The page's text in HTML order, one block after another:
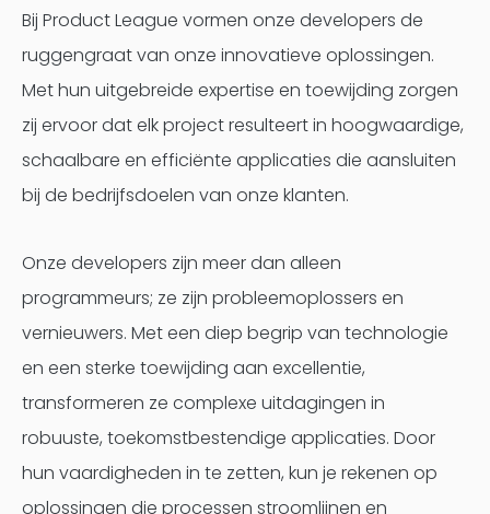
Bij Product League vormen onze developers de
ruggengraat van onze innovatieve oplossingen.
Met hun uitgebreide expertise en toewijding zorgen
zij ervoor dat elk project resulteert in hoogwaardige,
schaalbare en efficiënte applicaties die aansluiten
bij de bedrijfsdoelen van onze klanten.
Onze developers zijn meer dan alleen
programmeurs; ze zijn probleemoplossers en
vernieuwers. Met een diep begrip van technologie
en een sterke toewijding aan excellentie,
transformeren ze complexe uitdagingen in
robuuste, toekomstbestendige applicaties. Door
hun vaardigheden in te zetten, kun je rekenen op
oplossingen die processen stroomlijnen en